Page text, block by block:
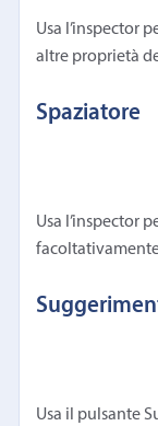
Usa l’inspector
altre proprietà
Spaziatore
Usa l’inspector
Usa il pulsante